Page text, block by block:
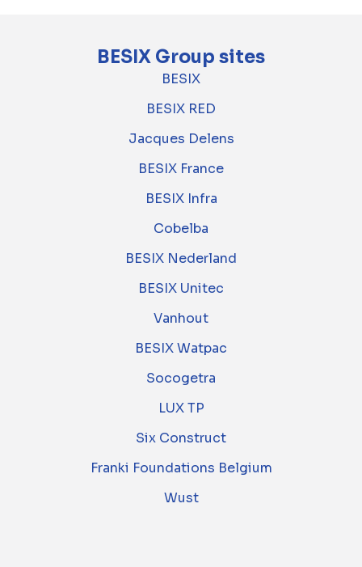
BESIX Group sites
BESIX
BESIX RED
Jacques Delens
BESIX France
BESIX Infra
Cobelba
BESIX Nederland
BESIX Unitec
Vanhout
BESIX Watpac
Socogetra
LUX TP
Six Construct
Franki Foundations Belgium
Wust